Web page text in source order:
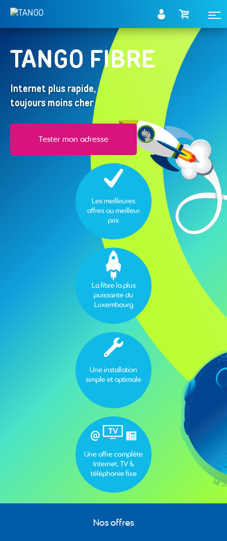
TANGO FIBRE
Internet plus rapide,
toujours moins cher
Tester mon adresse
Les meilleures
offres au meilleur
prix
La fibre la plus
puissante du
Luxembourg
Une installation
simple et optimale
Une offre complète
Internet, TV &
téléphonie fixe
Nos offres